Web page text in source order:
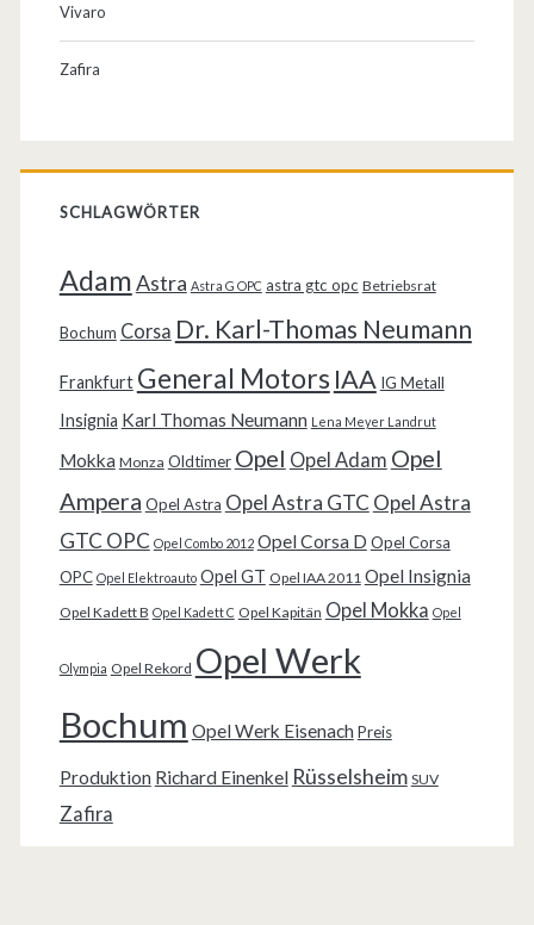
Vivaro
Zafira
SCHLAGWÖRTER
AdamAstra Astra G OPC astra gtc opc Betriebsrat
Bochum Corsa Dr. Karl-Thomas Neumann
Frankfurt General Motors IAA IG Metall
Insignia Karl Thomas Neumann Lena Meyer Landrut
Mokka Monza Oldtimer Opel Opel Adam Opel
Ampera Opel Astra Opel Astra GTC Opel Astra
GTC OPC Opel Combo 2012 Opel Corsa D Opel Corsa
OPC Opel Elektroauto Opel GT Opel IAA 2011 Opel Insignia
Opel Kadett B Opel Kadett C Opel Kapitän Opel Mokka Opel
Olympia Opel Rekord Opel Werk
Bochum Opel Werk Eisenach Preis
Produktion Richard Einenkel Rüsselsheim SUV
Zafira